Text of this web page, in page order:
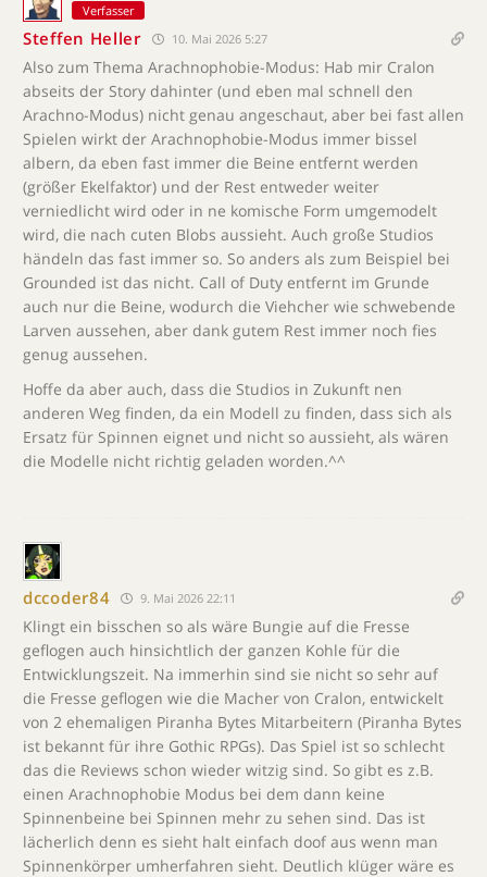
Verfasser
Steffen Heller 10. Mai 2026 5:27
Also zum Thema Arachnophobie-Modus: Hab mir Cralon
abseits der Story dahinter (und eben mal schnell den
Arachno-Modus) nicht genau angeschaut, aber bei fast allen
Spielen wirkt der Arachnophobie-Modus immer bissel
albern, da eben fast immer die Beine entfernt werden
(größer Ekelfaktor) und der Rest entweder weiter
verniedlicht wird oder in ne komische Form umgemodelt
wird, die nach cuten Blobs aussieht. Auch große Studios
händeln das fast immer so. So anders als zum Beispiel bei
Grounded ist das nicht. Call of Duty entfernt im Grunde
auch nur die Beine, wodurch die Viehcher wie schwebende
Larven aussehen, aber dank gutem Rest immer noch fies
genug aussehen.
Hoffe da aber auch, dass die Studios in Zukunft nen
anderen Weg finden, da ein Modell zu finden, dass sich als
Ersatz für Spinnen eignet und nicht so aussieht, als wären
die Modelle nicht richtig geladen worden.^^
dccoder84 9. Mai 2026 22:11
Klingt ein bisschen so als wäre Bungie auf die Fresse
geflogen auch hinsichtlich der ganzen Kohle für die
Entwicklungszeit. Na immerhin sind sie nicht so sehr auf
die Fresse geflogen wie die Macher von Cralon, entwickelt
von 2 ehemaligen Piranha Bytes Mitarbeitern (Piranha Bytes
ist bekannt für ihre Gothic RPGs). Das Spiel ist so schlecht
das die Reviews schon wieder witzig sind. So gibt es z.B.
einen Arachnophobie Modus bei dem dann keine
Spinnenbeine bei Spinnen mehr zu sehen sind. Das ist
lächerlich denn es sieht halt einfach doof aus wenn man
Spinnenkörper umherfahren sieht. Deutlich klüger wäre es